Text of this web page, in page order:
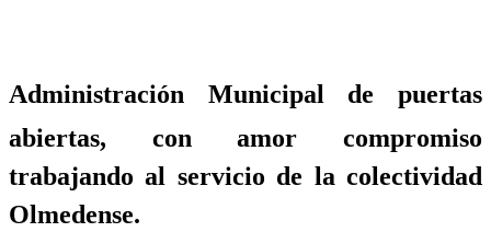
Administración Municipal de puertas
abiertas, con amor compromiso
trabajando al servicio de la colectividad
Olmedense.